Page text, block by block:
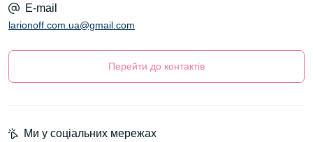
E-mail
larionoff.com.ua@gmail.com
Перейти до контактів
Ми у соціальних мережах